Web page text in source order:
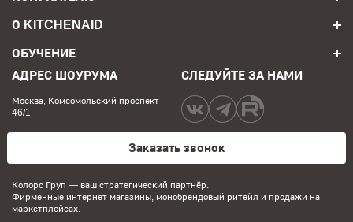
О KITCHENAID
ОБУЧЕНИЕ
АДРЕС ШОУРУМА
Москва, Комсомольский проспект
46/1
СЛЕДУЙТЕ ЗА НАМИ
Заказать звонок
Колорс Груп — ваш стратегический партнёр.
Фирменные интернет магазины, монобрендовый ритейл и продажи на
маркетплейсах.